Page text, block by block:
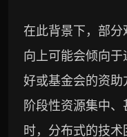
在此背景下，部
向上可能会倾向
好或基金会的资
阶段性资源集中
时，分布式的技